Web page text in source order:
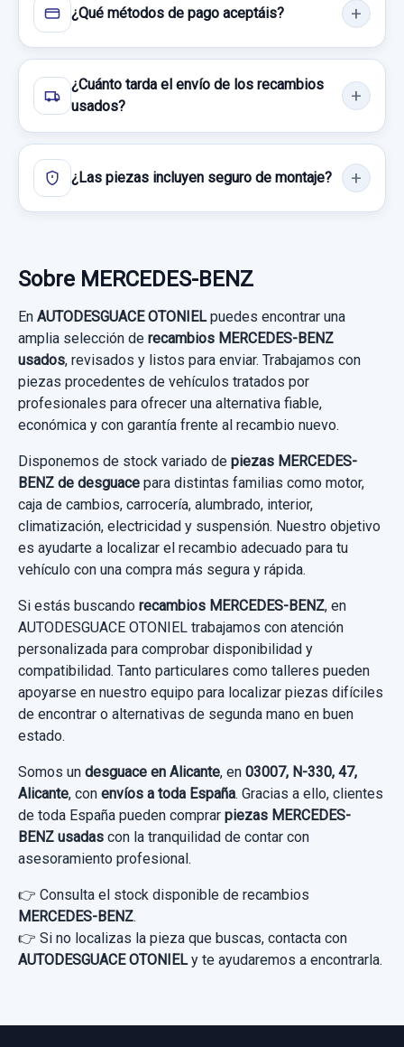
MANDO LUCES 1695451304 SALPICADERO
MANDO LUCES 1695451304
SALPICADERO usado.
MERCEDES-BENZ CLASE A (W169) A 180
CDI EXCLUSIVE...
Ref:664062 OEM:1695451304
19,83 €
Sin IVA, gastos de envío no incluidos.
Consultar por whatsapp
MOTOR LIMPIA DELANTERO A1698200300
CINTURON SEGURIDAD DELANTERO
IZQUIERDO 5P
CINTURON SEGURIDAD DELANTERO...
MERCEDES-BENZ CLASE A (W169) A 180
CDI EXCLUSIVE...
Garantía 1 año
Ref:757680
50,00 €
Sin IVA, gastos de envío no incluidos.
Consultar por whatsapp
Consultar por whatsapp
BARRA ESTABILIZADORA DELANTERA
BARRA ESTABILIZADORA DELANTERA
usado.
MERCEDES-BENZ CLASE A (W169) A 180
CDI EXCLUSIVE...
Ref:667959
30,00 €
Sin IVA, gastos de envío no incluidos.
¿Qué métodos de pago aceptáis?
¿Cuánto tarda el envío de los recambios
usados?
¿Las piezas incluyen seguro de montaje?
Sobre MERCEDES-BENZ
En AUTODESGUACE OTONIELpuedes encontrar una
amplia selección de recambios MERCEDES-BENZ
usados, revisados y listos para enviar. Trabajamos con
piezas procedentes de vehículos tratados por
profesionales para ofrecer una alternativa fiable,
económica y con garantía frente al recambio nuevo.
Disponemos de stock variado de piezas MERCEDES-
BENZ de desguace para distintas familias como motor,
caja de cambios, carrocería, alumbrado, interior,
climatización, electricidad y suspensión. Nuestro objetivo
es ayudarte a localizar el recambio adecuado para tu
vehículo con una compra más segura y rápida.
Si estás buscando recambios MERCEDES-BENZ, en
AUTODESGUACE OTONIEL trabajamos con atención
personalizada para comprobar disponibilidad y
compatibilidad. Tanto particulares como talleres pueden
apoyarse en nuestro equipo para localizar piezas difíciles
de encontrar o alternativas de segunda mano en buen
estado.
Somos un desguace en Alicante, en 03007, N-330, 47,
Alicante, con envíos a toda España. Gracias a ello, clientes
de toda España pueden comprar piezas MERCEDES-
BENZ usadas con la tranquilidad de contar con
asesoramiento profesional.
👉 Consulta el stock disponible de recambios
MERCEDES-BENZ.
👉 Si no localizas la pieza que buscas, contacta con
AUTODESGUACE OTONIELy te ayudaremos a encontrarla.